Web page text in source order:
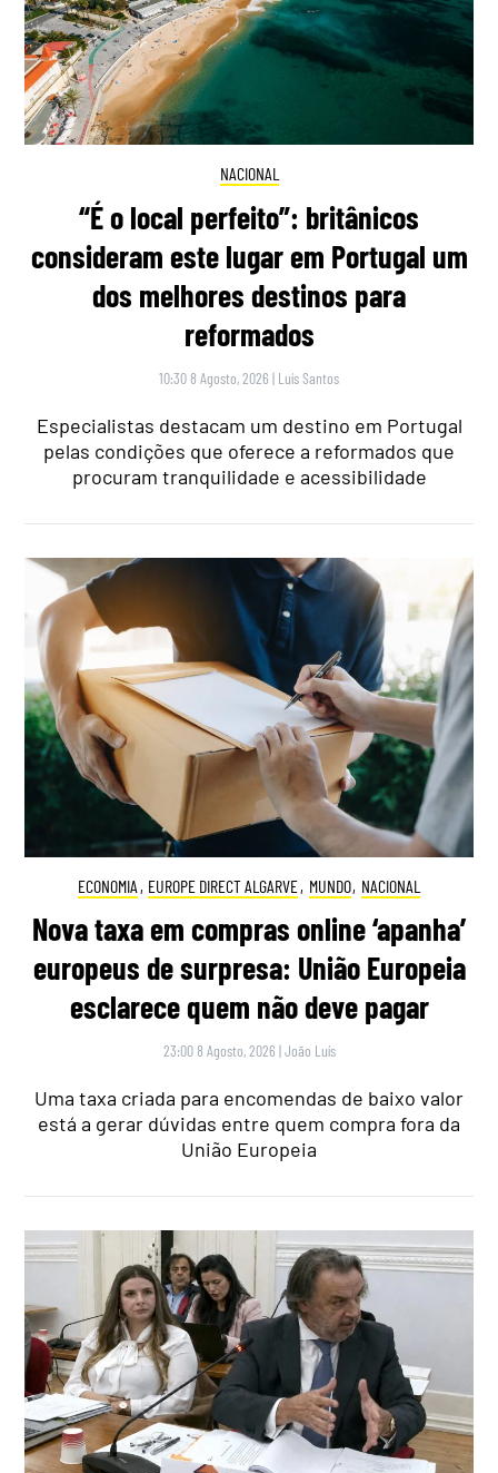
NACIONAL
“É o local perfeito”: britânicos
consideram este lugar em Portugal um
dos melhores destinos para
reformados
10:30 8 Agosto, 2026 | Luís Santos
Especialistas destacam um destino em Portugal
pelas condições que oferece a reformados que
procuram tranquilidade e acessibilidade
ECONOMIA , EUROPE DIRECT ALGARVE, MUNDO, NACIONAL
Nova taxa em compras online ‘apanha’
europeus de surpresa: União Europeia
esclarece quem não deve pagar
23:00 8 Agosto, 2026 |João Luís
Uma taxa criada para encomendas de baixo valor
está a gerar dúvidas entre quem compra fora da
União Europeia